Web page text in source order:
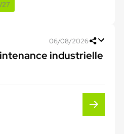
27
06/08/2026
industrielle